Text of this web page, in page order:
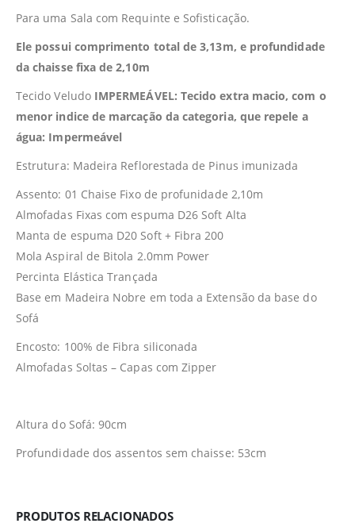
Para uma Sala com Requinte e Sofisticação.
Ele possui comprimento total de 3,13m, e profundidade
da chaisse fixa de 2,10m
Tecido Veludo IMPERMEÁVEL: Tecido extra macio, com o
menor indice de marcação da categoria, que repele a
água: Impermeável
Estrutura: Madeira Reflorestada de Pinus imunizada
Assento: 01 Chaise Fixo de profunidade 2,10m
Almofadas Fixas com espuma D26 Soft Alta
Manta de espuma D20 Soft + Fibra 200
Mola Aspiral de Bitola 2.0mm Power
Percinta Elástica Trançada
Base em Madeira Nobre em toda a Extensão da base do
Sofá
Encosto: 100% de Fibra siliconada
Almofadas Soltas – Capas com Zipper
Altura do Sofá: 90cm
Profundidade dos assentos sem chaisse: 53cm
PRODUTOS RELACIONADOS